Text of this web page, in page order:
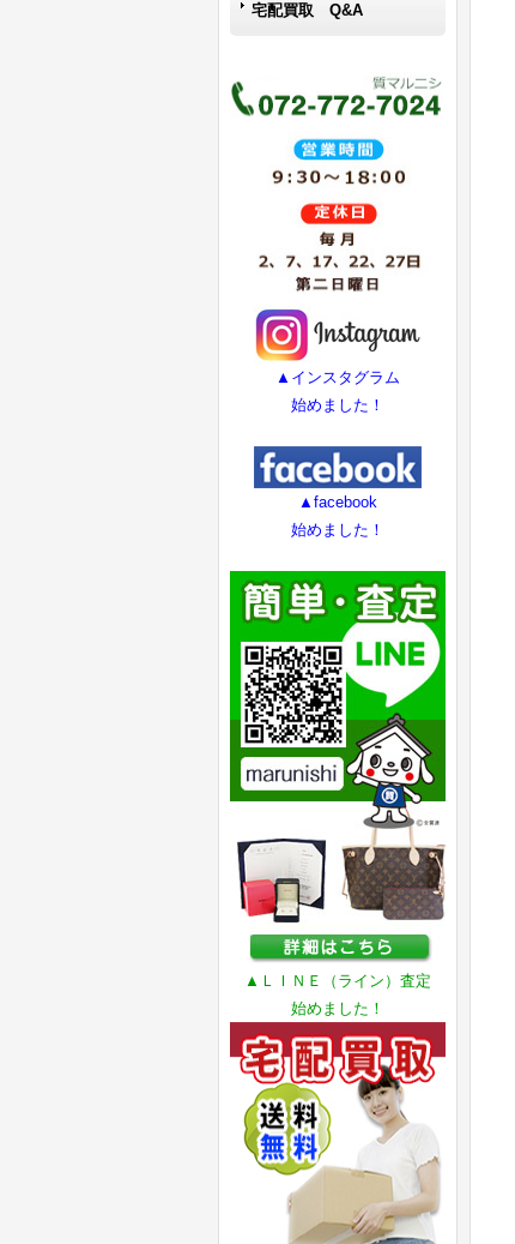
宅配買取 Q&A
▲インスタグラム
始めました！
▲facebook
始めました！
▲ＬＩＮＥ（ライン）査定
始めました！